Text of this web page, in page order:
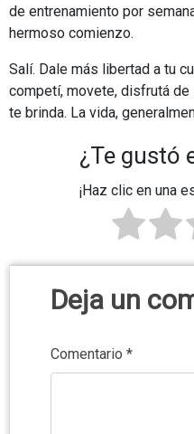
de entrenamiento por
hermoso comienzo.
Salí. Dale más libertad a tu
competí, movete, disfrutá
te brinda. La vida,
¿Te gustó
¡Haz clic en una
Deja un
Comentario *